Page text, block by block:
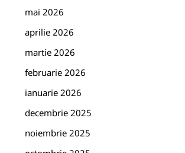
mai 2026
aprilie 2026
martie 2026
februarie 2026
ianuarie 2026
decembrie 2025
noiembrie 2025